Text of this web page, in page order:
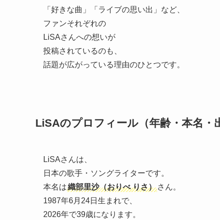
「好きな曲」「ライブの思い出」など、
ファンそれぞれの
LiSAさんへの想いが
投稿されているのも、
話題が広がっている理由のひとつです。
LiSAのプロフィール（年齢・本名・
LiSAさんは、
日本の歌手・ソングライターです。
本名は織部里沙（おりべ りさ） さん。
1987年6月24日生まれで、
2026年で39歳になります。